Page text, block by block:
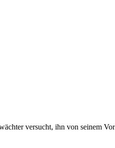
versucht, ihn von seinem